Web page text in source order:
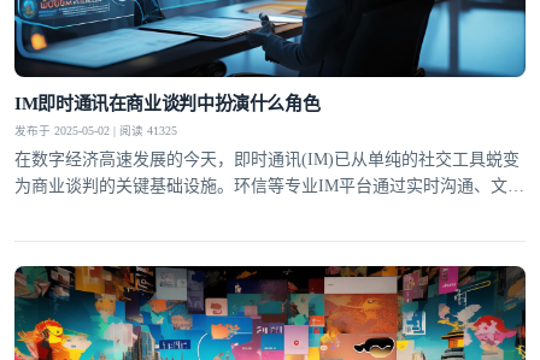
IM即时通讯在商业谈判中扮演什么角色
发布于 2025-05-02 | 阅读 41325
在数字经济高速发展的今天，即时通讯(IM)已从单纯的社交工具蜕变
为商业谈判的关键基础设施。环信等专业IM平台通过实时沟通、文件
变革不仅体现在谈判节奏的加快，更深刻改变了商业协作的模式与决
策机制。提升谈判效率IM即时通讯最显著的价值在于大幅压缩了传统
商业谈判的时间成本。通过环信平台，谈判双方可以突破
登录即时通讯云
登录客服云